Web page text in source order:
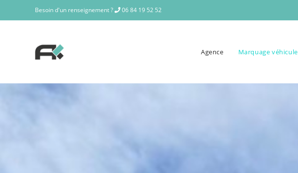
Besoin d'un renseignement ? 06 84 19 52 52
Agence Marquage véhicule